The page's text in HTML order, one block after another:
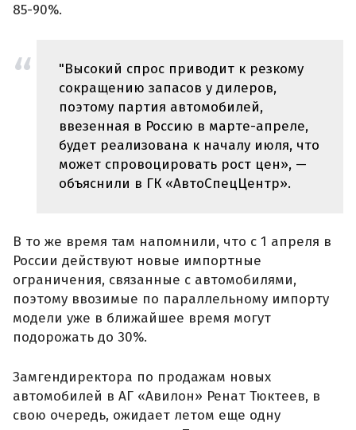
85-90%.
"Высокий спрос приводит к резкому
сокращению запасов у дилеров,
поэтому партия автомобилей,
ввезенная в Россию в марте-апреле,
будет реализована к началу июля, что
может спровоцировать рост цен», —
объяснили в ГК «АвтоСпецЦентр».
В то же время там напомнили, что с 1 апреля в
России действуют новые импортные
ограничения, связанные с автомобилями,
поэтому ввозимые по параллельному импорту
модели уже в ближайшее время могут
подорожать до 30%.
Замгендиректора по продажам новых
автомобилей в АГ «Авилон» Ренат Тюктеев, в
свою очередь, ожидает летом еще одну